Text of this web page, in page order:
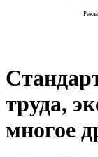
труда,
многое